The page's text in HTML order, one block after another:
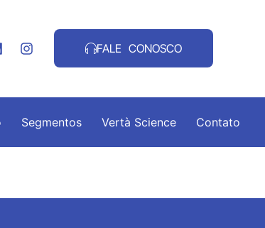
FALE CONOSCO
Segmentos Vertà Science Contato